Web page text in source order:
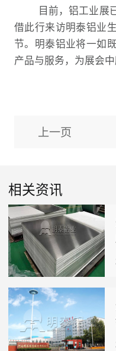
目前，铝工业展已
借此行来访明泰铝业
节。明泰铝业将一如
产品与服务，为展会
上一页
相关资讯